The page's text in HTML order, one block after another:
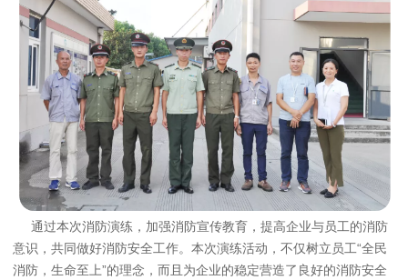
通过本次消防演练，加强消防宣传教育，提高企业与员工的消防
意识，共同做好消防安全工作。本次演练活动，不仅树立员工“全民
消防，生命至上”的理念，而且为企业的稳定营造了良好的消防安全